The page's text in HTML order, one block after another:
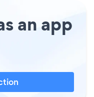
an app